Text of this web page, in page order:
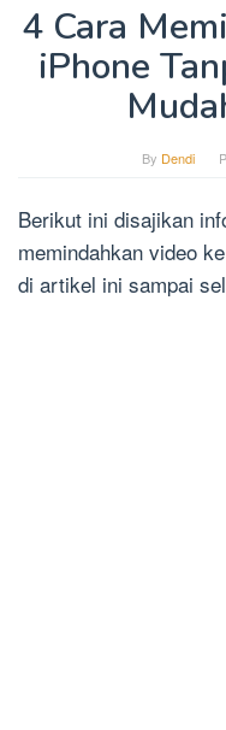
4 Cara
iPhone
By Dendi
Berikut ini disajikan
memindahkan video
di artikel ini sampai